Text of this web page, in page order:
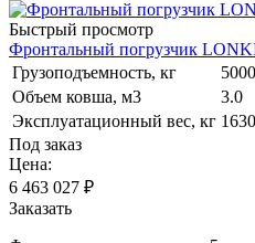
Быстрый просмотр
Фронтальный погрузчик
Грузоподъемность, кг
5000
Объем ковша, м3
3.0
Эксплуатационный вес, кг
Под заказ
Цена:
6 463 027 ₽
Заказать